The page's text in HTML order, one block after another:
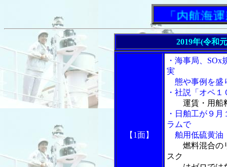
「内航海運新
2019年(令和
【1面】
・海事局、
実
態や事例を盛
・社説「オペ
運賃・用船
・日舶工が９
ラムで
舶用低硫黄油
燃料混合の
スク